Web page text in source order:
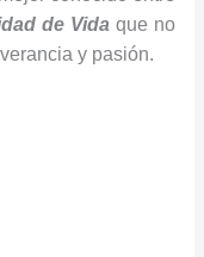
de Vida que no
y pasión.